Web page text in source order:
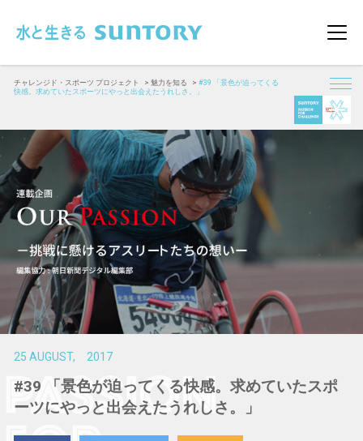
メ
チャレンジド・スポーツ プロジェクト 魅力を知る
#39 「景色が迫ってくる
快感。求めていたスポーツにやっと出会えたうれしさ。」
25 AUGUST, 2017
#39 「景色が迫ってくる快感。求めていたスポ
ーツにやっと出会えたうれしさ。」